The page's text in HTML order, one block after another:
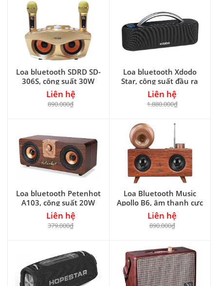
Loa bluetooth SDRD SD-
306S, công suất 30W
Liên hệ
890.000₫
Loa bluetooth Xdodo
Star, công suất đầu ra
100W
Liên hệ
1.880.000₫
Loa bluetooth Petenhot
A103, công suất 20W
Liên hệ
379.000₫
Loa Bluetooth Music
Apollo B6, âm thanh cực
trầm
Liên hệ
890.000₫